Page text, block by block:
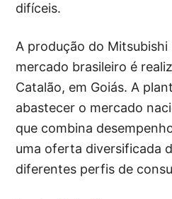
difíceis.
A produção do Mitsubishi
mercado brasileiro é
Catalão, em Goiás. A
abastecer o mercado
que combina
uma oferta diversificada
diferentes perfis de